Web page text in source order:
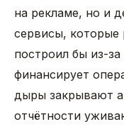
на рекламе, но и
сервисы, которые
построил бы из-
финансирует
дыры закрывают
отчётности